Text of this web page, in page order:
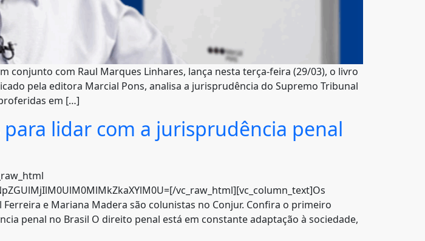
conjunto com Raul Marques Linhares, lança nesta terça-feira (29/03), o livro
pela editora Marcial Pons, analisa a jurisprudência do Supremo Tribunal
em […]
lidar com a jurisprudência penal
vc_raw_html][vc_column_text]Os
e Mariana Madera são colunistas no Conjur. Confira o primeiro
penal no Brasil O direito penal está em constante adaptação à sociedade,